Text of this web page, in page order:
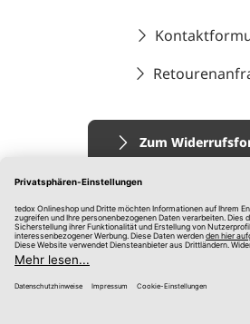
Zum
Impressum
AGB
Datenschutz